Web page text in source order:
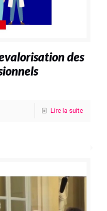
des
Lire la suite